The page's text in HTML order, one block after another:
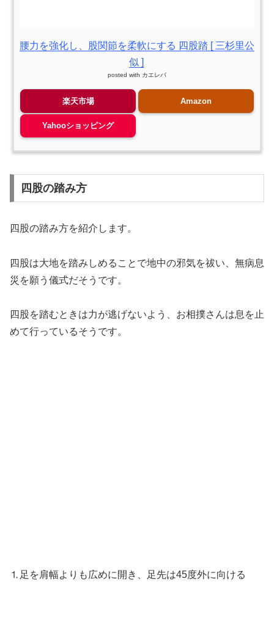
腰力を強化し、股関節を柔軟にする 四股踏 [ 三杉里公
似 ]
posted with カエレバ
楽天市場 Amazon
Yahooショッピング
四股の踏み方
四股の踏み方を紹介します。
四股は大地を踏みしめることで地中の邪気を祓い、無病息
災を願う儀式だそうです。
四股を踏むときは力が逃げないよう、お相撲さんは息を止
めて行っているそうです。
⒈足を肩幅よりも広めに開き、足先は45度外に向ける